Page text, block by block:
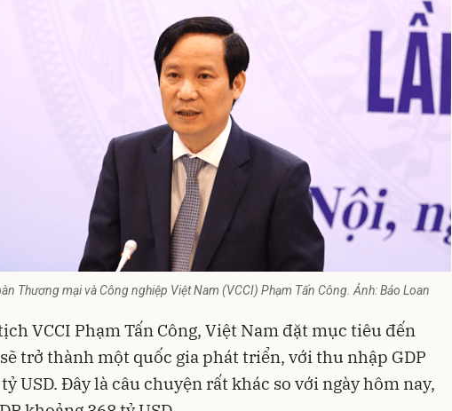
Thương mại và Công nghiệp Việt Nam (VCCI) Phạm Tấn Công. Ảnh: Bảo Loan
VCCI Phạm Tấn Công, Việt Nam đặt mục tiêu đến
trở thành một quốc gia phát triển, với thu nhập GDP
USD. Đây là câu chuyện rất khác so với ngày hôm nay,